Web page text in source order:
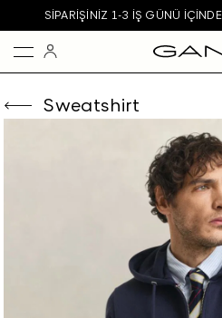
SIPARIŞINIZ 1-3 IŞ GÜNÜ
Sweatshirt